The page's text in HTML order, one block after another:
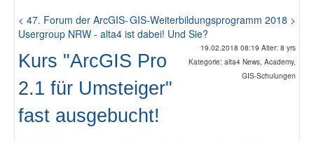
Smart City
GIS-Weiterbildungsprogramm 2018 >
< 47. Forum der ArcGIS-
Usergroup NRW - alta4 ist dabei! Und Sie?
19.02.2018 08:19 Alter: 8 yrs
Kategorie: alta4 News, Academy,
GIS-Schulungen
Kurs "ArcGIS Pro
2.1 für Umsteiger"
fast ausgebucht!